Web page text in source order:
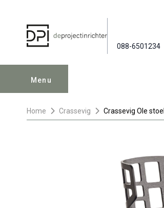
088-6501234
Menu
Home Crassevig Crassevig Ole stoel